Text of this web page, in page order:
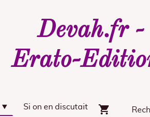
Devah.fr -
Erato-
Si on en discutait